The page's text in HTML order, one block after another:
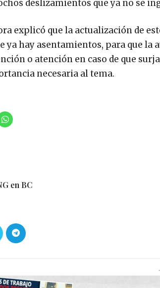
deslizamientos que ya no se
explicó que la actualización de
ya hay asentamientos, para que
o atención en caso de que
necesaria al tema.
en BC